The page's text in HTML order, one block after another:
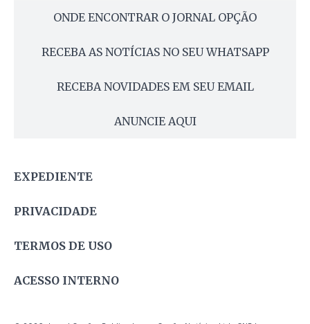
ONDE ENCONTRAR O JORNAL OPÇÃO
RECEBA AS NOTÍCIAS NO SEU WHATSAPP
RECEBA NOVIDADES EM SEU EMAIL
ANUNCIE AQUI
EXPEDIENTE
PRIVACIDADE
TERMOS DE USO
ACESSO INTERNO